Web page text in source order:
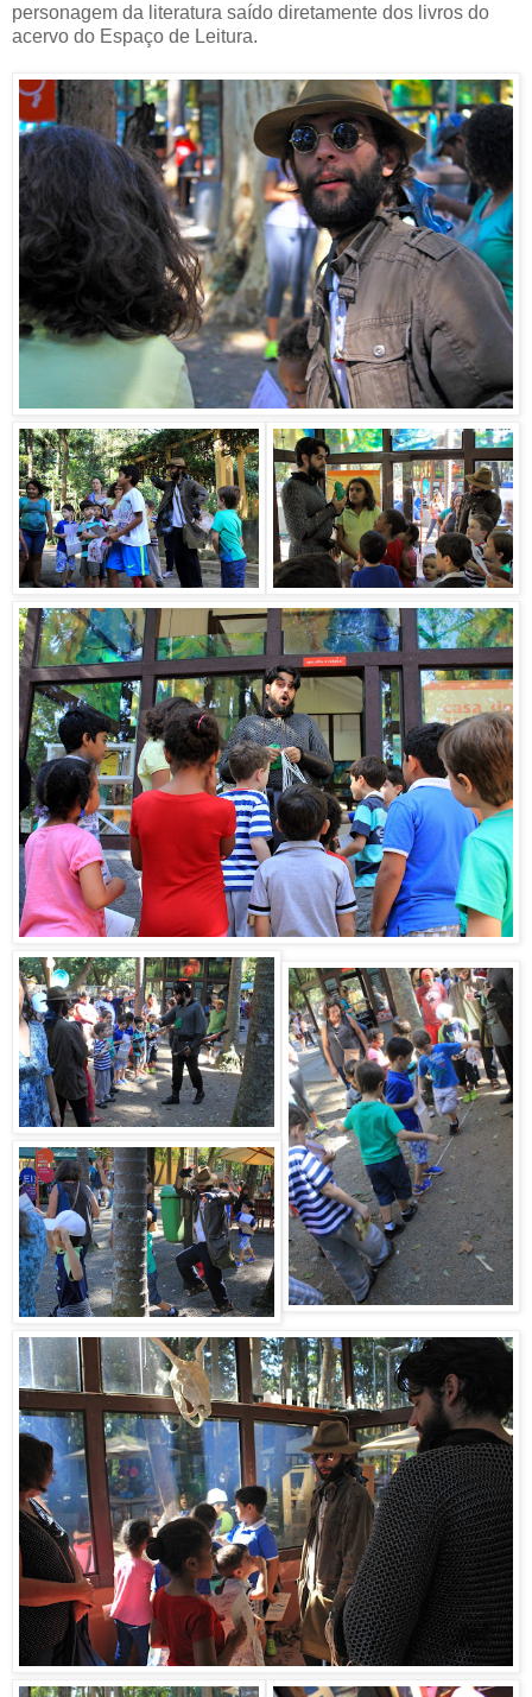
personagem da literatura saído diretamente dos livros do
acervo do Espaço de Leitura.